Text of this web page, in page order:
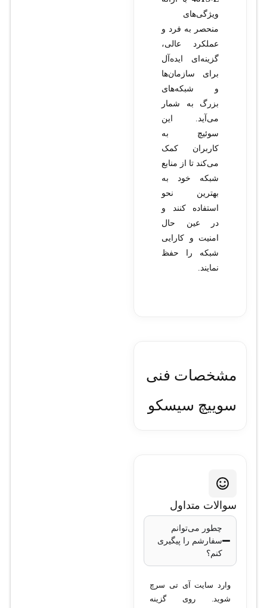
ویژگی‌های
منحصر به فرد و
عملکرد عالی،
گزینه‌ای ایده‌آل
برای سازمان‌ها
و شبکه‌های
بزرگ به شمار
می‌آید. این
سوئیچ به
کاربران کمک
می‌کند تا از منابع
شبکه خود به
بهترین نحو
استفاده کنند و
در عین حال
امنیت و کارایی
شبکه را حفظ
نمایند.
مشخصات فنی
سوييچ سيسکو
48TS-E
تعداد پورت‌های
اترنت: 48 پورت
10/100/1000 Mbps
سوالات متداول
چطور می‌توانم
سفارشم را پیگیری
کنم؟
وارد سایت آی تی سرچ
شوید. روی گزینه